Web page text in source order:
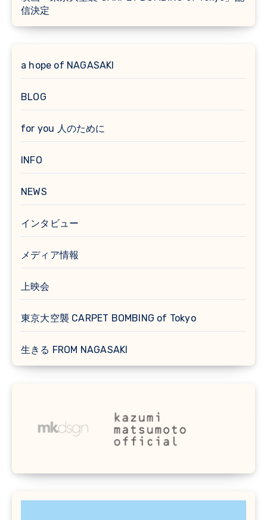
信決定
a hope of NAGASAKI
BLOG
for you 人のために
INFO
NEWS
インタビュー
メディア情報
上映会
東京大空襲 CARPET BOMBING of Tokyo
生きる FROM NAGASAKI